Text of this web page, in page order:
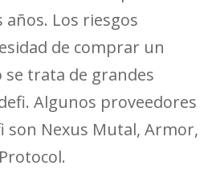
Los riesgos
de comprar un
se trata de grandes
Algunos proveedores
son Nexus Mutal, Armor,